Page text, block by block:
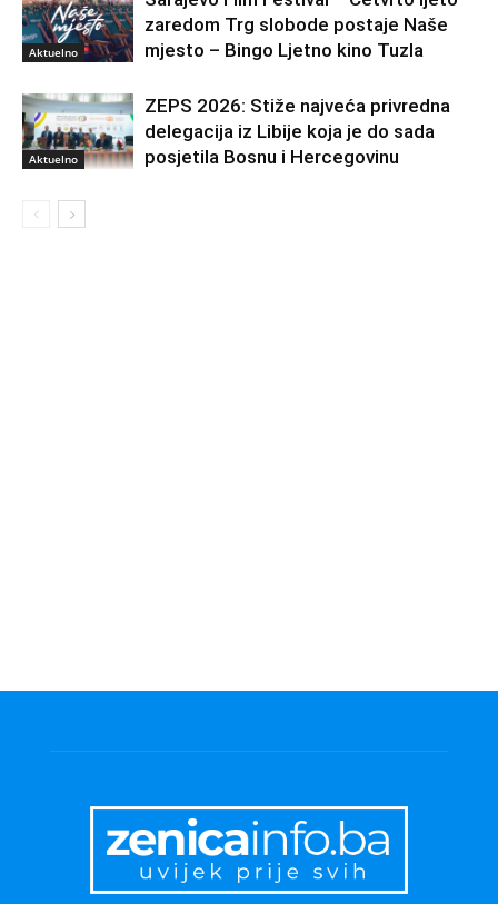
Aktuelno
zaredom Trg slobode postaje Naše
mjesto – Bingo Ljetno kino Tuzla
Aktuelno
ZEPS 2026: Stiže najveća privredna
delegacija iz Libije koja je do sada
posjetila Bosnu i Hercegovinu